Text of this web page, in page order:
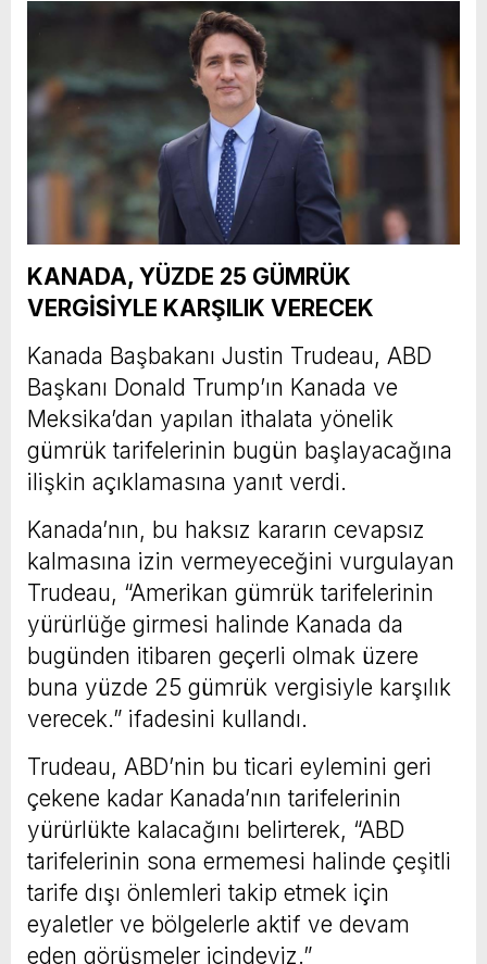
KANADA, YÜZDE 25 GÜMRÜK
VERGİSİYLE KARŞILIK VERECEK
Kanada Başbakanı Justin Trudeau, ABD
Başkanı Donald Trump’ın Kanada ve
Meksika’dan yapılan ithalata yönelik
gümrük tarifelerinin bugün başlayacağına
ilişkin açıklamasına yanıt verdi.
Kanada’nın, bu haksız kararın cevapsız
kalmasına izin vermeyeceğini vurgulayan
Trudeau, “Amerikan gümrük tarifelerinin
yürürlüğe girmesi halinde Kanada da
bugünden itibaren geçerli olmak üzere
buna yüzde 25 gümrük vergisiyle karşılık
verecek.” ifadesini kullandı.
Trudeau, ABD’nin bu ticari eylemini geri
çekene kadar Kanada’nın tarifelerinin
yürürlükte kalacağını belirterek, “ABD
tarifelerinin sona ermemesi halinde çeşitli
tarife dışı önlemleri takip etmek için
eyaletler ve bölgelerle aktif ve devam
eden görüşmeler içindeyiz.”